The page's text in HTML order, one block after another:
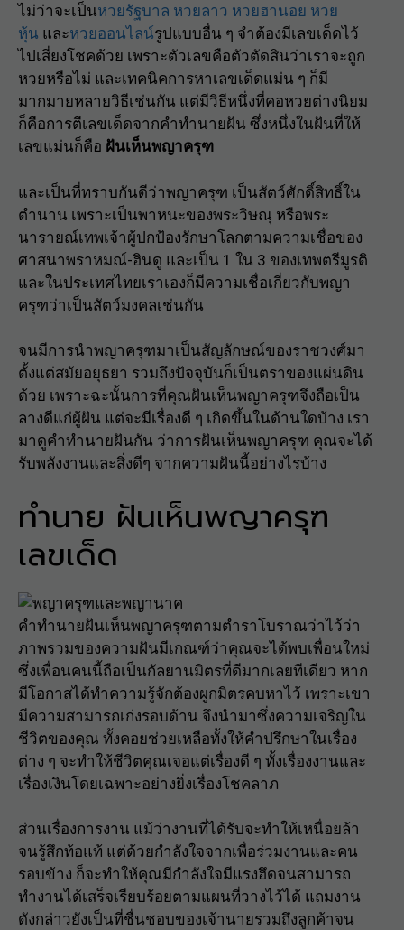
ไม่ว่าจะเป็นหวยรัฐบาล หวยลาว หวยฮานอย หวย
หุ้น และหวยออนไลน์รูปแบบอื่น ๆ จำต้องมีเลขเด็ดไว้
ไปเสี่ยงโชคด้วย เพราะตัวเลขคือตัวตัดสินว่าเราจะถูก
หวยหรือไม่ และเทคนิคการหาเลขเด็ดแม่น ๆ ก็มี
มากมายหลายวิธีเช่นกัน แต่มีวิธีหนึ่งที่คอหวยต่างนิยม
ก็คือการตีเลขเด็ดจากคำทำนายฝัน ซึ่งหนึ่งในฝันที่ให้
เลขแม่นก็คือ ฝันเห็นพญาครุฑ
และเป็นที่ทราบกันดีว่าพญาครุฑ เป็นสัตว์ศักดิ์สิทธิ์ใน
ตำนาน เพราะเป็นพาหนะของพระวิษณุ หรือพระ
นารายณ์เทพเจ้าผู้ปกป้องรักษาโลกตามความเชื่อของ
ศาสนาพราหมณ์-ฮินดู และเป็น 1 ใน 3 ของเทพตรีมูรติ
และในประเทศไทยเราเองก็มีความเชื่อเกี่ยวกับพญา
ครุฑว่าเป็นสัตว์มงคลเช่นกัน
จนมีการนำพญาครุฑมาเป็นสัญลักษณ์ของราชวงศ์มา
ตั้งแต่สมัยอยุธยา รวมถึงปัจจุบันก็เป็นตราของแผ่นดิน
ด้วย เพราะฉะนั้นการที่คุณฝันเห็นพญาครุฑจึงถือเป็น
ลางดีแก่ผู้ฝัน แต่จะมีเรื่องดี ๆ เกิดขึ้นในด้านใดบ้าง เรา
มาดูคำทำนายฝันกัน ว่าการฝันเห็นพญาครุฑ คุณจะได้
รับพลังงานและสิ่งดีๆ จากความฝันนี้อย่างไรบ้าง
ทำนาย ฝันเห็นพญาครุฑ
เลขเด็ด
คำทำนายฝันเห็นพญาครุฑตามตำราโบราณว่าไว้ว่า
ภาพรวมของความฝันมีเกณฑ์ว่าคุณจะได้พบเพื่อนใหม่
ซึ่งเพื่อนคนนี้ถือเป็นกัลยานมิตรที่ดีมากเลยทีเดียว หาก
มีโอกาสได้ทำความรู้จักต้องผูกมิตรคบหาไว้ เพราะเขา
มีความสามารถเก่งรอบด้าน จึงนำมาซึ่งความเจริญใน
ชีวิตของคุณ ทั้งคอยช่วยเหลือทั้งให้คำปรึกษาในเรื่อง
ต่าง ๆ จะทำให้ชีวิตคุณเจอแต่เรื่องดี ๆ ทั้งเรื่องงานและ
เรื่องเงินโดยเฉพาะอย่างยิ่งเรื่องโชคลาภ
ส่วนเรื่องการงาน แม้ว่างานที่ได้รับจะทำให้เหนื่อยล้า
จนรู้สึกท้อแท้ แต่ด้วยกำลังใจจากเพื่อร่วมงานและคน
รอบข้าง ก็จะทำให้คุณมีกำลังใจมีแรงฮึดจนสามารถ
ทำงานได้เสร็จเรียบร้อยตามแผนที่วางไว้ได้ แถมงาน
ดังกล่าวยังเป็นที่ชื่นชอบของเจ้านายรวมถึงลูกค้าจน